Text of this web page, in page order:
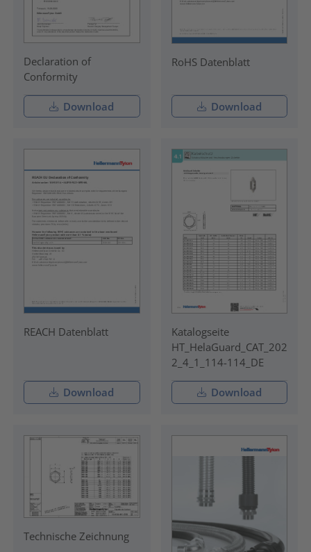
Declaration of
Conformity
Download
RoHS Datenblatt
Download
REACH Datenblatt
Download
Katalogseite
HT_HelaGuard_CAT_202
2_4_1_114-114_DE
Download
Technische Zeichnung